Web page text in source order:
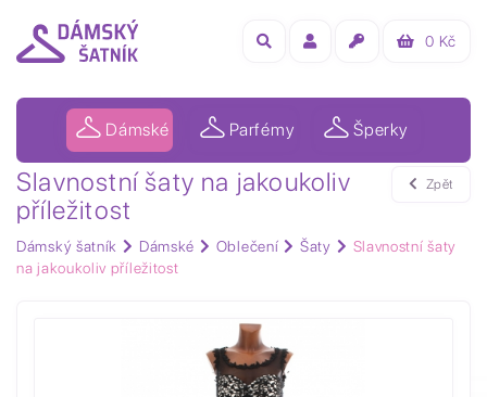
0 Kč
Dámské Parfémy Šperky
Slavnostní šaty na jakoukoliv
příležitost
Dámský šatník Dámské Oblečení Šaty
Slavnostní šaty
na jakoukoliv příležitost
Zpět